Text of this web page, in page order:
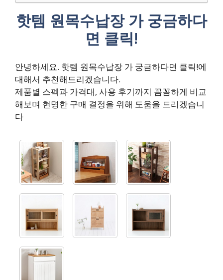
핫템 원목수납장 가 궁금하다
면 클릭!
안녕하세요. 핫템 원목수납장 가 궁금하다면 클릭!에
대해서 추천해드리겠습니다.
제품별 스펙과 가격대, 사용 후기까지 꼼꼼하게 비교
해보며 현명한 구매 결정을 위해 도움을 드리겠습니
다